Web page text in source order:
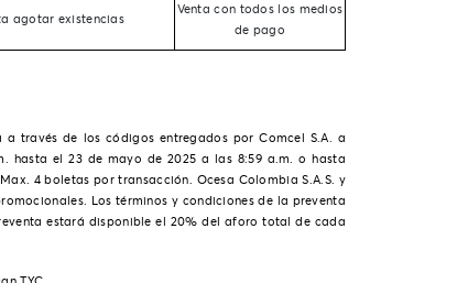
agotar existencias
Venta con todos los medios
de pago
través de los códigos entregados por Comcel S.A. a
hasta el 23 de mayo de 2025 a las 8:59 a.m. o hasta
4 boletas por transacción. Ocesa Colombia S.A.S. y
Los términos y condiciones de la preventa
estará disponible el 20% del aforo total de cada